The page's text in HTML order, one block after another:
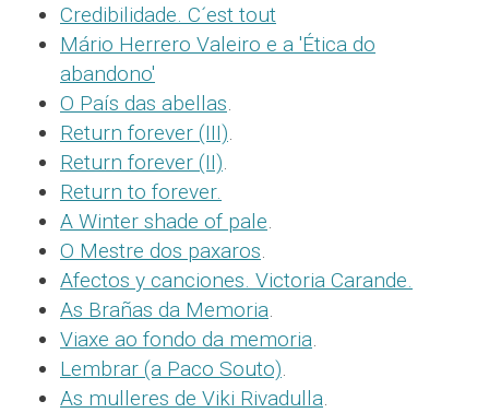
Credibilidade. C´est tout
Mário Herrero Valeiro e a 'Ética do
abandono'
O País das abellas.
Return forever (III).
Return forever (II).
Return to forever.
A Winter shade of pale.
O Mestre dos paxaros.
Afectos y canciones. Victoria Carande.
As Brañas da Memoria.
Viaxe ao fondo da memoria.
Lembrar (a Paco Souto).
As mulleres de Viki Rivadulla.